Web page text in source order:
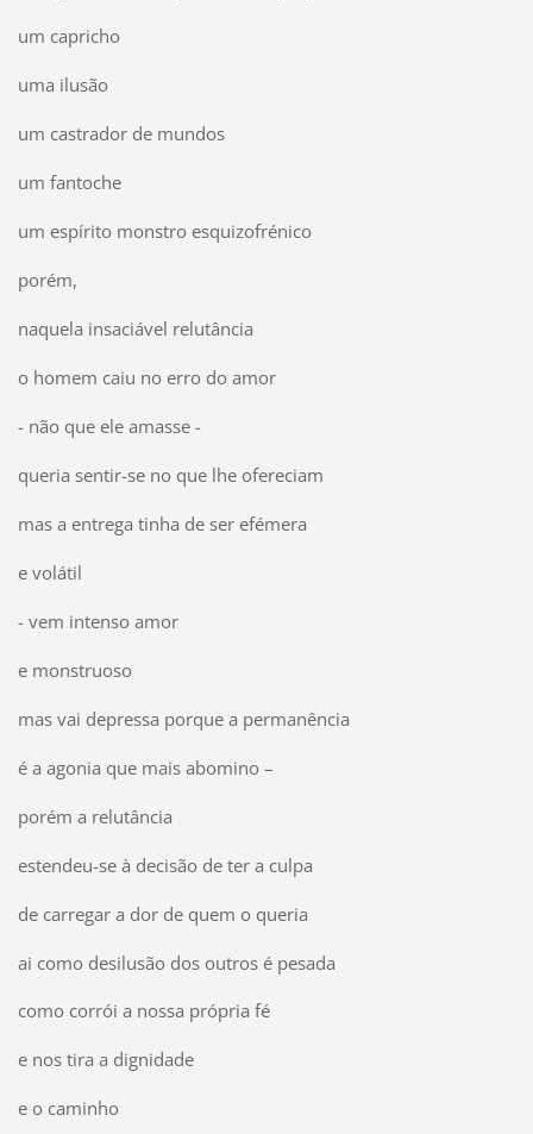
um capricho
uma ilusão
um castrador de mundos
um fantoche
um espírito monstro esquizofrénico
porém,
naquela insaciável relutância
o homem caiu no erro do amor
- não que ele amasse -
queria sentir-se no que lhe ofereciam
mas a entrega tinha de ser efémera
e volátil
- vem intenso amor
e monstruoso
mas vai depressa porque a permanência
é a agonia que mais abomino –
porém a relutância
estendeu-se à decisão de ter a culpa
de carregar a dor de quem o queria
ai como desilusão dos outros é pesada
como corrói a nossa própria fé
e nos tira a dignidade
e o caminho